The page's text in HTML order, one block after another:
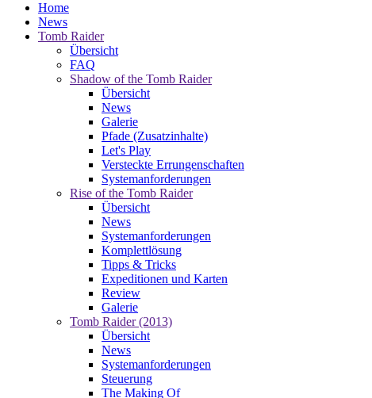
Home
News
Tomb Raider
Übersicht
FAQ
Shadow of the Tomb Raider
Übersicht
News
Galerie
Pfade (Zusatzinhalte)
Let's Play
Versteckte Errungenschaften
Systemanforderungen
Rise of the Tomb Raider
Übersicht
News
Systemanforderungen
Komplettlösung
Tipps & Tricks
Expeditionen und Karten
Review
Galerie
Tomb Raider (2013)
Übersicht
News
Systemanforderungen
Steuerung
The Making Of